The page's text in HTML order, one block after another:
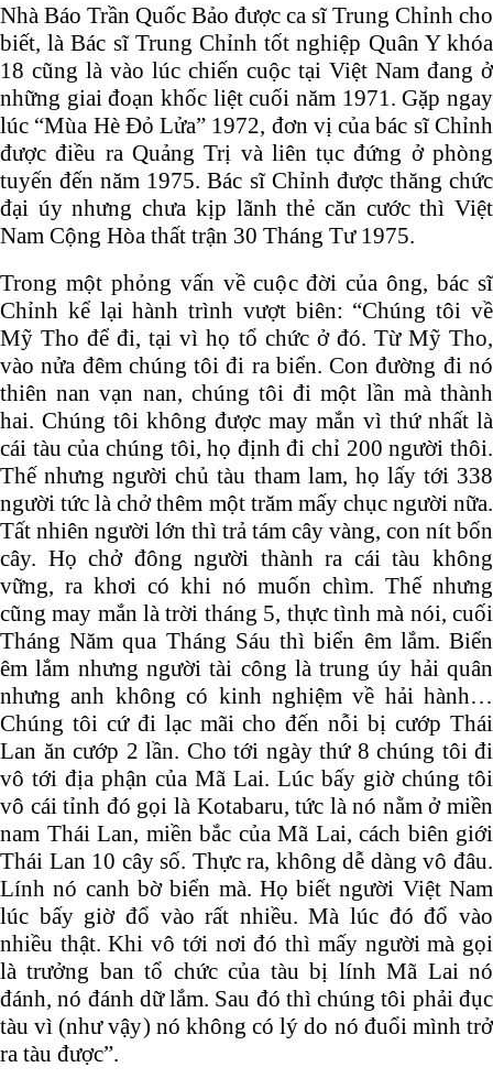
Nhà Báo Trần Quốc Bảo được ca sĩ Trung Chỉnh cho
biết, là Bác sĩ Trung Chỉnh tốt nghiệp Quân Y khóa
18 cũng là vào lúc chiến cuộc tại Việt Nam đang ở
những giai đoạn khốc liệt cuối năm 1971. Gặp ngay
lúc “Mùa Hè Đỏ Lửa” 1972, đơn vị của bác sĩ Chỉnh
được điều ra Quảng Trị và liên tục đứng ở phòng
tuyến đến năm 1975. Bác sĩ Chỉnh được thăng chức
đại úy nhưng chưa kịp lãnh thẻ căn cước thì Việt
Nam Cộng Hòa thất trận 30 Tháng Tư 1975.
Trong một phỏng vấn về cuộc đời của ông, bác sĩ
Chỉnh kể lại hành trình vượt biên: “Chúng tôi về
Mỹ Tho để đi, tại vì họ tổ chức ở đó. Từ Mỹ Tho,
vào nửa đêm chúng tôi đi ra biển. Con đường đi nó
thiên nan vạn nan, chúng tôi đi một lần mà thành
hai. Chúng tôi không được may mắn vì thứ nhất là
cái tàu của chúng tôi, họ định đi chỉ 200 người thôi.
Thế nhưng người chủ tàu tham lam, họ lấy tới 338
người tức là chở thêm một trăm mấy chục người nữa.
Tất nhiên người lớn thì trả tám cây vàng, con nít bốn
cây. Họ chở đông người thành ra cái tàu không
vững, ra khơi có khi nó muốn chìm. Thế nhưng
cũng may mắn là trời tháng 5, thực tình mà nói, cuối
Tháng Năm qua Tháng Sáu thì biển êm lắm. Biển
êm lắm nhưng người tài công là trung úy hải quân
nhưng anh không có kinh nghiệm về hải hành…
Chúng tôi cứ đi lạc mãi cho đến nỗi bị cướp Thái
Lan ăn cướp 2 lần. Cho tới ngày thứ 8 chúng tôi đi
vô tới địa phận của Mã Lai. Lúc bấy giờ chúng tôi
vô cái tỉnh đó gọi là Kotabaru, tức là nó nằm ở miền
nam Thái Lan, miền bắc của Mã Lai, cách biên giới
Thái Lan 10 cây số. Thực ra, không dễ dàng vô đâu.
Lính nó canh bờ biển mà. Họ biết người Việt Nam
lúc bấy giờ đổ vào rất nhiều. Mà lúc đó đổ vào
nhiều thật. Khi vô tới nơi đó thì mấy người mà gọi
là trưởng ban tổ chức của tàu bị lính Mã Lai nó
đánh, nó đánh dữ lắm. Sau đó thì chúng tôi phải đục
tàu vì (như vậy) nó không có lý do nó đuổi mình trở
ra tàu được”.